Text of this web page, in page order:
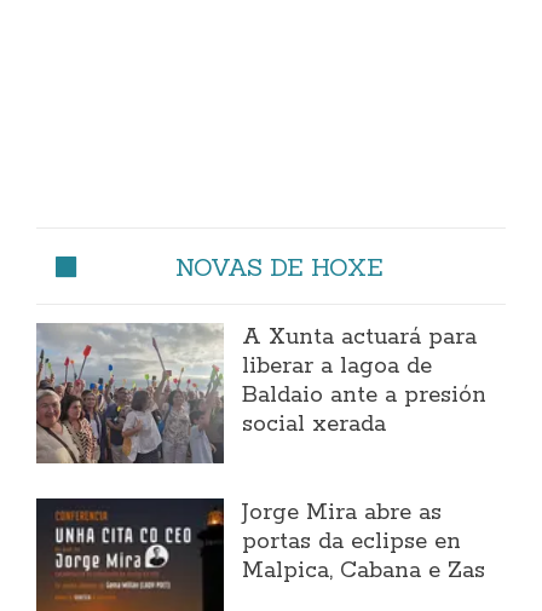
NOVAS DE HOXE
A Xunta actuará para
liberar a lagoa de
Baldaio ante a presión
social xerada
Jorge Mira abre as
portas da eclipse en
Malpica, Cabana e Zas